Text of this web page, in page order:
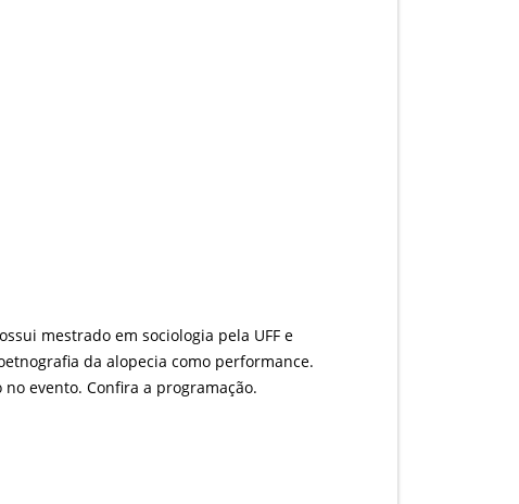
mestrado em sociologia pela UFF e
da alopecia como performance.
evento. Confira a programação.